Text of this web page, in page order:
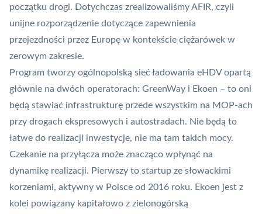
początku drogi. Dotychczas zrealizowaliśmy AFIR, czyli
unijne rozporządzenie dotyczące zapewnienia
przejezdności przez Europę w kontekście ciężarówek w
zerowym zakresie.
Program tworzy ogólnopolską sieć ładowania eHDV opartą
głównie na dwóch operatorach: GreenWay i Ekoen – to oni
będą stawiać infrastrukturę przede wszystkim na MOP-ach
przy drogach ekspresowych i autostradach. Nie będą to
łatwe do realizacji inwestycje, nie ma tam takich mocy.
Czekanie na przyłącza może znacząco wpłynąć na
dynamikę realizacji. Pierwszy to startup ze słowackimi
korzeniami, aktywny w Polsce od 2016 roku. Ekoen jest z
kolei powiązany kapitałowo z zielonogórską